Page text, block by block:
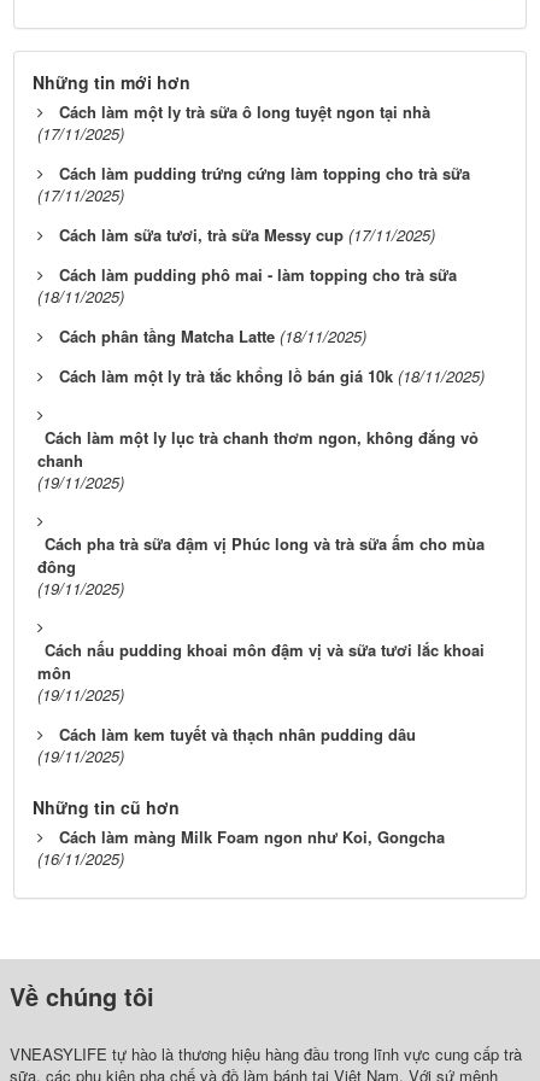
Những tin mới hơn
Cách làm một ly trà sữa ô long tuyệt ngon tại nhà
(17/11/2025)
Cách làm pudding trứng cứng làm topping cho trà sữa
(17/11/2025)
Cách làm sữa tươi, trà sữa Messy cup (17/11/2025)
Cách làm pudding phô mai - làm topping cho trà sữa
(18/11/2025)
Cách phân tầng Matcha Latte (18/11/2025)
Cách làm một ly trà tắc khổng lồ bán giá 10k (18/11/2025)
Cách làm một ly lục trà chanh thơm ngon, không đắng vỏ
chanh
(19/11/2025)
Cách pha trà sữa đậm vị Phúc long và trà sữa ấm cho mùa
đông
(19/11/2025)
Cách nấu pudding khoai môn đậm vị và sữa tươi lắc khoai
môn
(19/11/2025)
Cách làm kem tuyết và thạch nhân pudding dâu
(19/11/2025)
Những tin cũ hơn
Cách làm màng Milk Foam ngon như Koi, Gongcha
(16/11/2025)
Về chúng tôi
VNEASYLIFE tự hào là thương hiệu hàng đầu trong lĩnh vực cung cấp trà
sữa, các phụ kiện pha chế và đồ làm bánh tại Việt Nam. Với sứ mệnh